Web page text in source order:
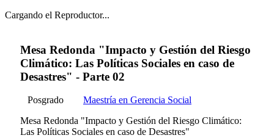
Cargando el Reproductor...
Mesa Redonda "Impacto y Gestión del Riesgo
Climático: Las Políticas Sociales en caso de
Desastres" - Parte 02
Posgrado
Maestría en Gerencia Social
Mesa Redonda "Impacto y Gestión del Riesgo Climático:
Las Políticas Sociales en caso de Desastres"